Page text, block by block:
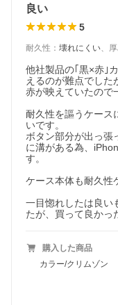
iPhone・スマホ・タブ
※当店のUAG取り扱い
※デバイス本体や純正
※対応機器に間違いが
URBAN ARMOR GEAR
iPhone 13 Pro Max用ケ
良い
5
耐久性 ： 壊れにくい、
他社製品の｢黒×赤｣
えるのが難点でした
赤が映えていたので
耐久性を謳うケース
いです。
ボタン部分が出っ張
に溝がある為、
す。
ケース本体も耐久性
一目惚れしたは良い
たが、買って良かっ
購入した商品
カラー/クリムゾン